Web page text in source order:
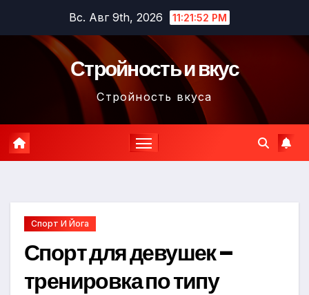
содержимому
Вс. Авг 9th, 2026 11:21:53 PM
Стройность и вкус
Стройность вкуса
Спорт И Йога
Спорт для девушек –
тренировка по типу